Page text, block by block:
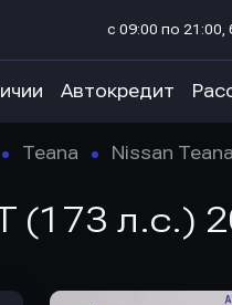
с 09:00 по
Автокредит
Teana Nissan
(173 л.с.)